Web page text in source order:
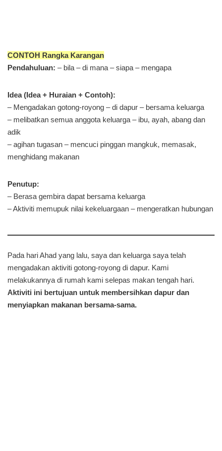
CONTOH Rangka Karangan
Pendahuluan: – bila – di mana – siapa – mengapa
Idea (Idea + Huraian + Contoh):
– Mengadakan gotong-royong – di dapur – bersama keluarga
– melibatkan semua anggota keluarga – ibu, ayah, abang dan
adik
– agihan tugasan – mencuci pinggan mangkuk, memasak,
menghidang makanan
Penutup:
– Berasa gembira dapat bersama keluarga
– Aktiviti memupuk nilai kekeluargaan – mengeratkan hubungan
Pada hari Ahad yang lalu, saya dan keluarga saya telah
mengadakan aktiviti gotong-royong di dapur. Kami
melakukannya di rumah kami selepas makan tengah hari.
Aktiviti ini bertujuan untuk membersihkan dapur dan
menyiapkan makanan bersama-sama.